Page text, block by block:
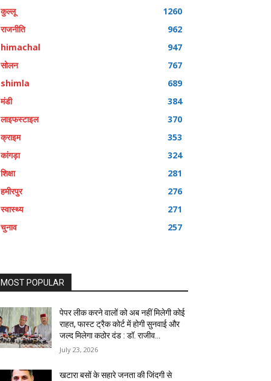
कुल्लू
1260
राजनीति
962
himachal
947
सोलन
767
shimla
689
मंडी
384
लाइफस्टाइल
370
क्राइम
353
कांगड़ा
324
शिक्षा
281
हमीरपुर
276
स्वास्थ्य
271
चुनाव
257
MOST POPULAR
पेपर लीक करने वालों को अब नहीं मिलेगी कोई
राहत, फास्ट ट्रैक कोर्ट में होगी सुनवाई और
जल्द मिलेगा कठोर दंड : डॉ. राजीव...
July 23, 2026
खटारा बसों के सहारे जनता की जिंदगी से